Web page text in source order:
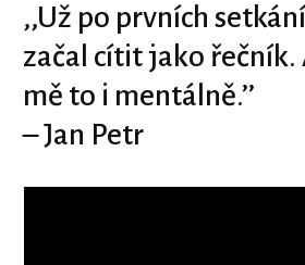
‚‚Už po prvních
začal cítit jako řečník.
mě to i mentálně.’’
– Jan Petr